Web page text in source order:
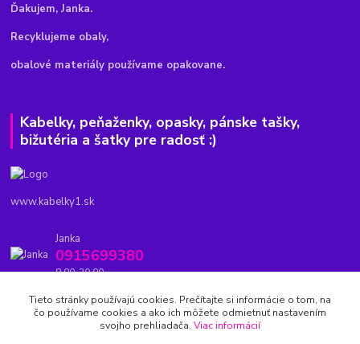
Ďakujem, Janka.
Recyklujeme obaly,
obalové materiály používame opakovane.
Kabelky, peňaženky, opasky, pánske tašky,
bižutéria a šatky pre radosť :)
www.kabelky1.sk
Janka
0915699380
8.00-20.00
kabelky1.sk@gmail.com
Tieto stránky používajú cookies. Prečítajte si informácie o tom, na
čo používame cookies a ako ich môžete odmietnuť nastavením
svojho prehliadača. Viac informácií